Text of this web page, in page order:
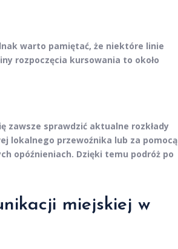
warto pamiętać, że niektóre linie
rozpoczęcia kursowania to około
zawsze sprawdzić aktualne rozkłady
lokalnego przewoźnika lub za pomocą
opóźnieniach. Dzięki temu podróż po
miejskiej w